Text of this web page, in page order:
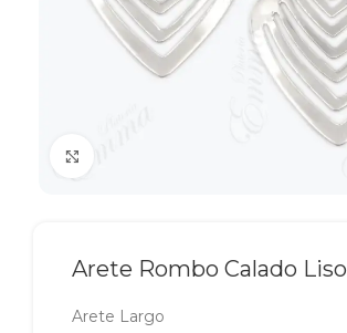
Arete Rombo Calado Liso
Arete Largo